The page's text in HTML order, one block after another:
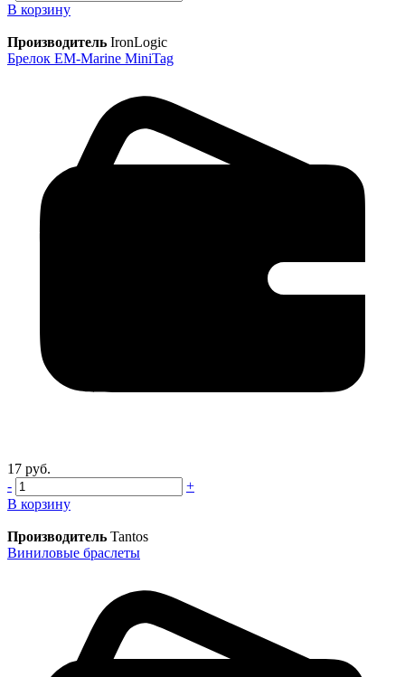
В корзину
Производитель IronLogic
Брелок EM-Marine MiniTag
17 руб.
-
+
В корзину
Производитель Tantos
Виниловые браслеты